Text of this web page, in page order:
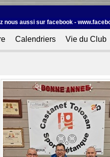
nous aussi sur facebook -
Calendriers Vie du Club